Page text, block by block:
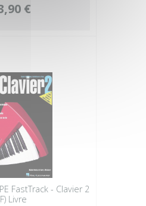
€
FastTrack - Clavier 2
Livre